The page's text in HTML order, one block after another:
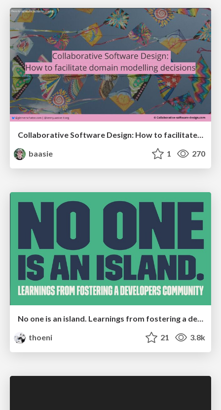
Collaborative Software Design: How to facilitate domain modelling decisions
baasie
1 270
No one is an island. Learnings from fostering a developers community.
thoeni
21 3.8k